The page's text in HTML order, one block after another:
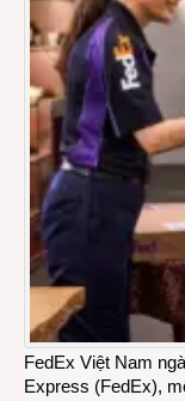
FedEx Việt Nam
Express (FedEx),